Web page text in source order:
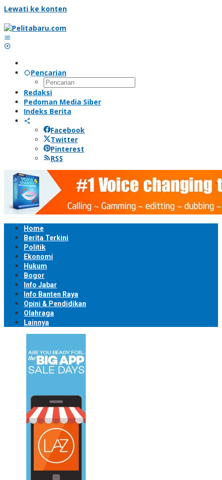
Lewati ke konten
Pencarian
Redaksi
Pedoman Media Siber
Indeks Berita
Facebook
Twitter
Pinterest
RSS
Home
Berita Terkini
Politik
Ekonomi
Hukum
Bogor
Info Jabar
Info Banten Raya
Opini & Pendidikan
Olahraga
Lainnya